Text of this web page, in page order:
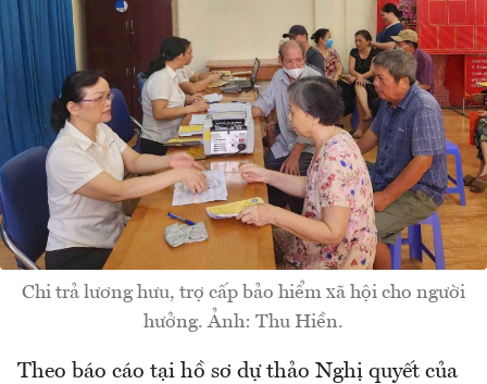
Chi trả lương hưu, trợ cấp bảo hiểm xã hội cho người
hưởng. Ảnh: Thu Hiền.
Theo báo cáo tại hồ sơ dự thảo Nghị quyết của